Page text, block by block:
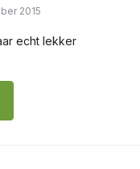
2015
echt lekker